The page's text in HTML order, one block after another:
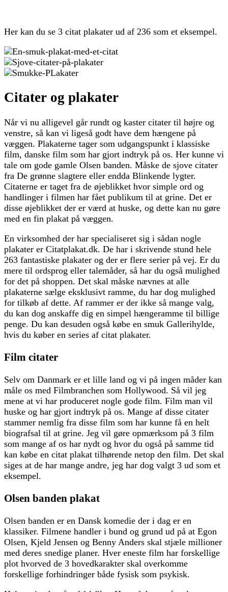
Her kan du se 3 citat plakater ud af 236 som et eksempel.
Citater og plakater
Når vi nu alligevel går rundt og kaster citater til højre og
venstre, så kan vi ligeså godt have dem hængene på
væggen. Plakaterne tager som udgangspunkt i klassiske
film, danske film som har gjort indtryk på os. Her kunne vi
tale om gode gamle Olsen banden. Måske de sjove citater
fra De grønne slagtere eller endda Blinkende lygter.
Citaterne er taget fra de øjeblikket hvor simple ord og
handlinger i filmen har fået publikum til at grine. Det er
disse øjeblikket der er værd at huske, og dette kan nu gøre
med en fin plakat på væggen.
En virksomhed der har specialiseret sig i sådan nogle
plakater er Citatplakat.dk. De har i skrivende stund hele
263 fantastiske plakater og der er flere serier på vej. Er du
mere til ordsprog eller talemåder, så har du også mulighed
for det på shoppen. Det skal måske nævnes at alle
plakaterne sælge eksklusivt ramme, du har dog mulighed
for tilkøb af dette. Af rammer er der ikke så mange valg,
du kan dog anskaffe dig en simpel hængeramme til billige
penge. Du kan desuden også købe en smuk Gallerihylde,
hvis du køber en series af citat plakater.
Film citater
Selv om Danmark er et lille land og vi på ingen måder kan
måle os med Filmbranchen som Hollywood. Så vil jeg
mene at vi har produceret nogle gode film. Film man vil
huske og har gjort indtryk på os. Mange af disse citater
stammer nemlig fra disse film som har kunne få en helt
biografsal til at grine. Jeg vil gøre opmærksom på 3 film
som mange af os har nydt og hvor du også på samme tid
kan købe en citat plakat tilhørende netop den film. Det skal
siges at de har mange andre, jeg har dog valgt 3 ud som et
eksempel.
Olsen banden plakat
Olsen banden er en Dansk komedie der i dag er en
klassiker. Filmene handler i bund og grund ud på at Egon
Olsen, Kjeld Jensen og Benny Anders skal stjæle millioner
med deres snedige planer. Hver eneste film har forskellige
plot hvorved de 3 hovedkarakter skal overkomme
forskellige forhindringer både fysisk som psykisk.